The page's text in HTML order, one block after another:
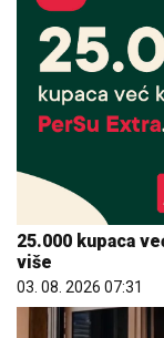
25.000 kupaca
više
03. 08. 2026 07:31